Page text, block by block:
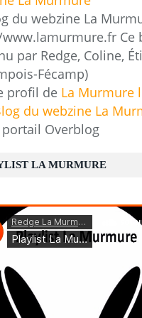
du webzine La
Ce
par Redge, Coline,
Fécamp)
profil de La Murmure
du webzine La
Overblog
LA MURMURE